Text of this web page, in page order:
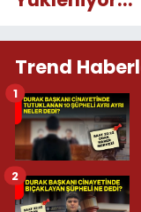
Trend
1
2